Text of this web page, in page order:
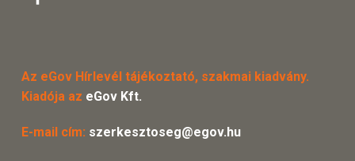
Az eGov Hírlevél tájékoztató, szakmai kiadvány.
Kiadója az eGov Kft.
E-mail cím: szerkesztoseg@egov.hu